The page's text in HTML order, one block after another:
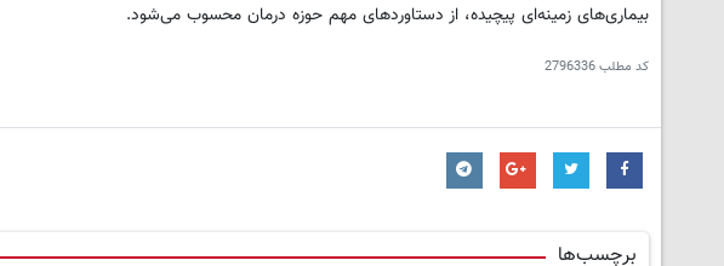
بیماری‌های زمینه‌ای پیچیده، از دستاوردهای مهم حوزه درمان محسوب می‌شود.
کد مطلب2796336
برچسب‌ها